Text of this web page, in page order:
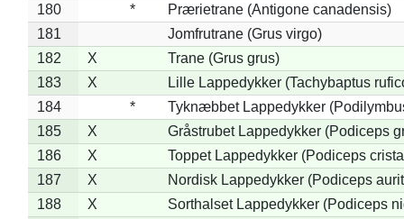
180
*
Prærietrane (Antigone canadensis)
181
Jomfrutrane (Grus virgo)
182
X
Trane (Grus grus)
183
X
Lille Lappedykker (Tachybaptus
184
*
Tyknæbbet Lappedykker
185
X
Gråstrubet Lappedykker (Podiceps
186
X
Toppet Lappedykker (Podiceps
187
X
Nordisk Lappedykker (Podiceps
188
X
Sorthalset Lappedykker (Podiceps